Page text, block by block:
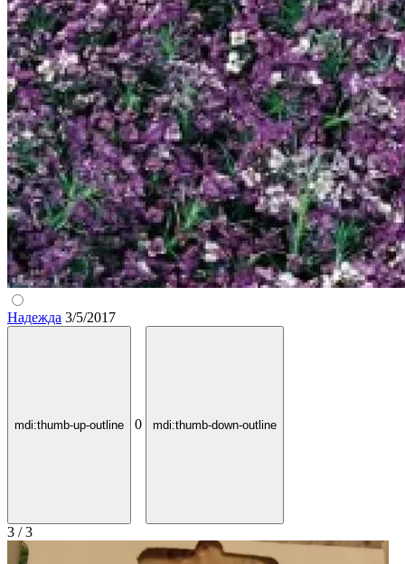
Надежда 3/5/2017
mdi:thumb-up-outline 0 mdi:thumb-down-outline
3 / 3